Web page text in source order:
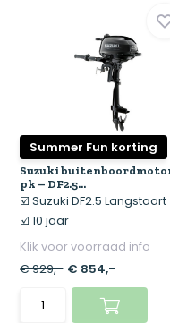
Summer Fun korting
Suzuki buitenboordmotor
pk – DF2.5...
☑️ Suzuki DF2.5 Langstaart
☑️ 10 jaar
Klik voor voorraad info
€ 929,- € 854,-